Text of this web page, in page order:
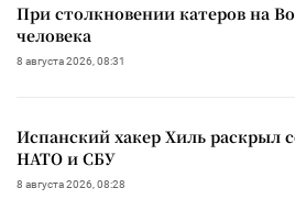
При столкновении катеров на
человека
8 августа 2026, 08:31
Испанский хакер Хиль раскрыл
НАТО и СБУ
8 августа 2026, 08:28